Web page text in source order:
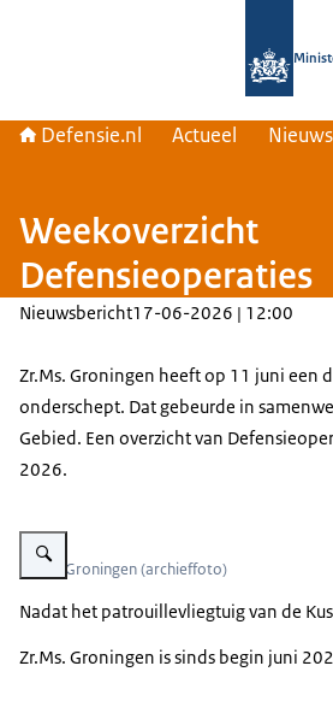
Defensie.nl Actueel Nieuws
Weekoverzicht
Defensieoperaties
Nieuwsbericht17-06-2026 | 12:00
Zr.Ms. Groningen heeft op 11 juni een
onderschept. Dat gebeurde in
Gebied. Een overzicht van
2026.
Vergroot afbeelding Archieffoto van de Zr.Ms.
Zr.Ms. Groningen (archieffoto)
Nadat het patrouillevliegtuig van de
Zr.Ms. Groningen is sinds begin juni